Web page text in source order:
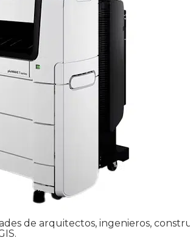
de arquitectos, ingenieros,